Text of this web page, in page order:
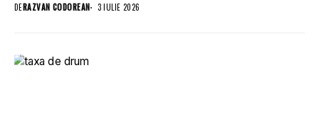
DERAZVAN CODOREAN 3 IULIE 2026